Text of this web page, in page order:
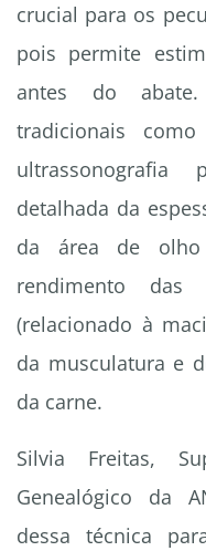
crucial para os
pois permite
antes do
tradicionais
ultrassonografia
detalhada da
da área de
rendimento das
(relacionado à
da musculatura e
da carne.
Silvia Freitas,
Genealógico da
dessa técnica